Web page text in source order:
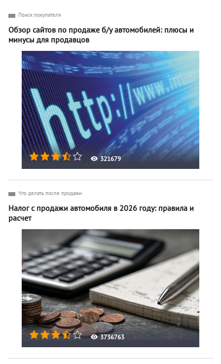
321679
Поиск покупателя
Обзор сайтов по продаже б/у автомобилей: плюсы и
минусы для продавцов
3736763
Что делать после продажи
Налог с продажи автомобиля в 2026 году: правила и
расчет